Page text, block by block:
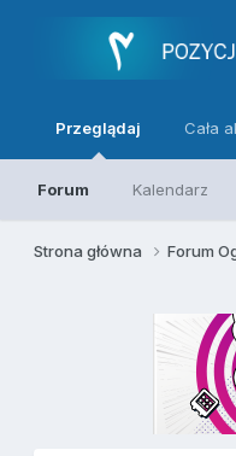
Przeglądaj
Forum Kalendarz
Cała
Strona główna Forum